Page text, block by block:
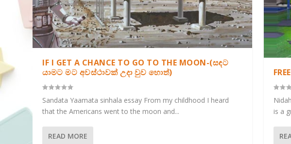
IF I GET A CHANCE TO GO TO THE MOON-(සඳට
යාමට මට අවස්ථාවක් උදා වුව හොත්)
Sandata Yaamata sinhala essay From my childhood I heard
that the Americans went to the moon and...
READ MORE
is a